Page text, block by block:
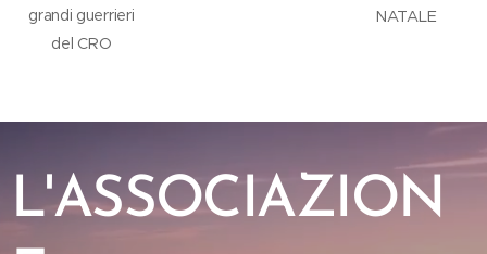
grandi guerrieri
del CRO
NATALE
L'ASSOCIAZION